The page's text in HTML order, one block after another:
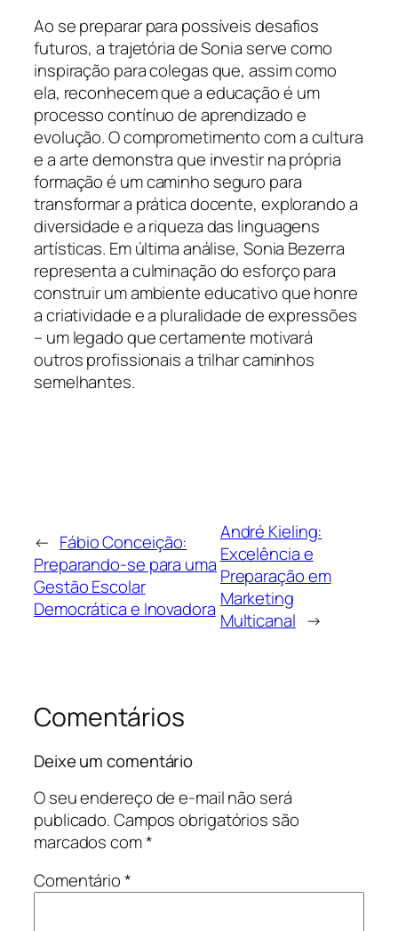
Ao se preparar para possíveis desafios
futuros, a trajetória de Sonia serve como
inspiração para colegas que, assim como
ela, reconhecem que a educação é um
processo contínuo de aprendizado e
evolução. O comprometimento com a cultura
e a arte demonstra que investir na própria
formação é um caminho seguro para
transformar a prática docente, explorando a
diversidade e a riqueza das linguagens
artísticas. Em última análise, Sonia Bezerra
representa a culminação do esforço para
construir um ambiente educativo que honre
a criatividade e a pluralidade de expressões
– um legado que certamente motivará
outros profissionais a trilhar caminhos
semelhantes.
← Fábio Conceição:
Preparando-se para uma
Gestão Escolar
Democrática e Inovadora
André Kieling:
Excelência e
Preparação em
Marketing
Multicanal →
Comentários
Deixe um comentário
O seu endereço de e-mail não será
publicado.Campos obrigatórios são
marcados com*
Comentário*